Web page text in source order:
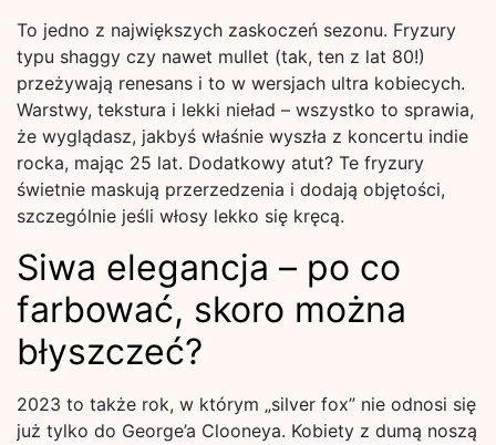
To jedno z największych zaskoczeń sezonu. Fryzury
typu shaggy czy nawet mullet (tak, ten z lat 80!)
przeżywają renesans i to w wersjach ultra kobiecych.
Warstwy, tekstura i lekki nieład – wszystko to sprawia,
że wyglądasz, jakbyś właśnie wyszła z koncertu indie
rocka, mając 25 lat. Dodatkowy atut? Te fryzury
świetnie maskują przerzedzenia i dodają objętości,
szczególnie jeśli włosy lekko się kręcą.
Siwa elegancja – po co
farbować, skoro można
błyszczeć?
2023 to także rok, w którym „silver fox” nie odnosi się
już tylko do George’a Clooneya. Kobiety z dumą noszą